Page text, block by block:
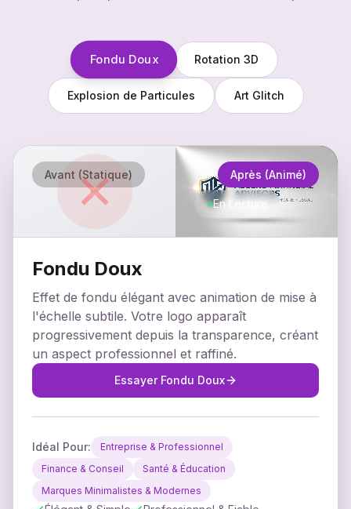
Fondu Doux Rotation 3D
Explosion de Particules Art Glitch
Avant (Statique)
✕ Après (Animé)
En Lecture
Fondu Doux
Effet de fondu élégant avec animation de mise à
l'échelle subtile. Votre logo apparaît
progressivement depuis la transparence, créant
un aspect professionnel et raffiné.
Essayer Fondu Doux
Idéal Pour:
Entreprise & Professionnel
Finance & Conseil
Santé & Éducation
Marques Minimalistes & Modernes